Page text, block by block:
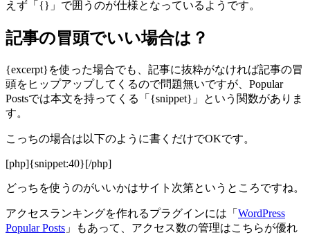
えず「{}」で囲うのが仕様となっているようです。
記事の冒頭でいい場合は？
{excerpt}を使った場合でも、記事に抜粋がなければ記事の冒
頭をヒップアップしてくるので問題無いですが、Popular
Postsでは本文を持ってくる「{snippet}」という関数がありま
す。
こっちの場合は以下のように書くだけでOKです。
[php]{snippet:40}[/php]
どっちを使うのがいいかはサイト次第というところですね。
アクセスランキングを作れるプラグインには「 WordPress
Popular Posts 」もあって、アクセス数の管理はこちらが優れ